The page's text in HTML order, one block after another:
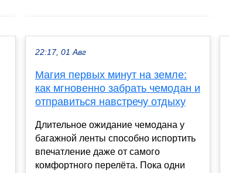
22:17, 01 Авг
Магия первых минут на земле:
как мгновенно забрать чемодан и
отправиться навстречу отдыху
Длительное ожидание чемодана у
багажной ленты способно испортить
впечатление даже от самого
комфортного перелёта. Пока одни